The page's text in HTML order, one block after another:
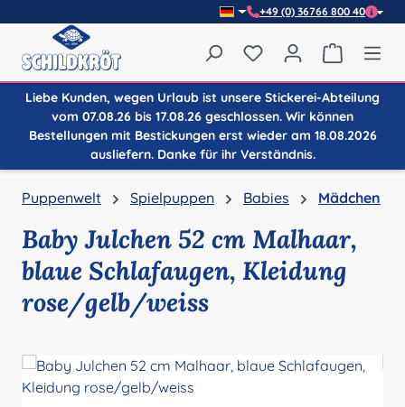
+49 (0) 36766 800 40
Du hast 0 Produkte
Liebe Kunden, wegen Urlaub ist unsere Stickerei-Abteilung
vom 07.08.26 bis 17.08.26 geschlossen. Wir können
Bestellungen mit Bestickungen erst wieder am 18.08.2026
ausliefern. Danke für ihr Verständnis.
Puppenwelt Spielpuppen Babies Mädchen
Baby Julchen 52 cm Malhaar,
blaue Schlafaugen, Kleidung
rose/gelb/weiss